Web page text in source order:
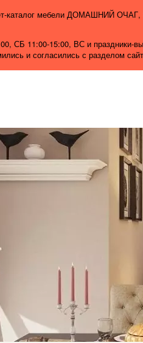
каталог мебели ДОМАШНИЙ ОЧАГ,
СБ 11:00-15:00, ВС и праздники-
и согласились с разделом